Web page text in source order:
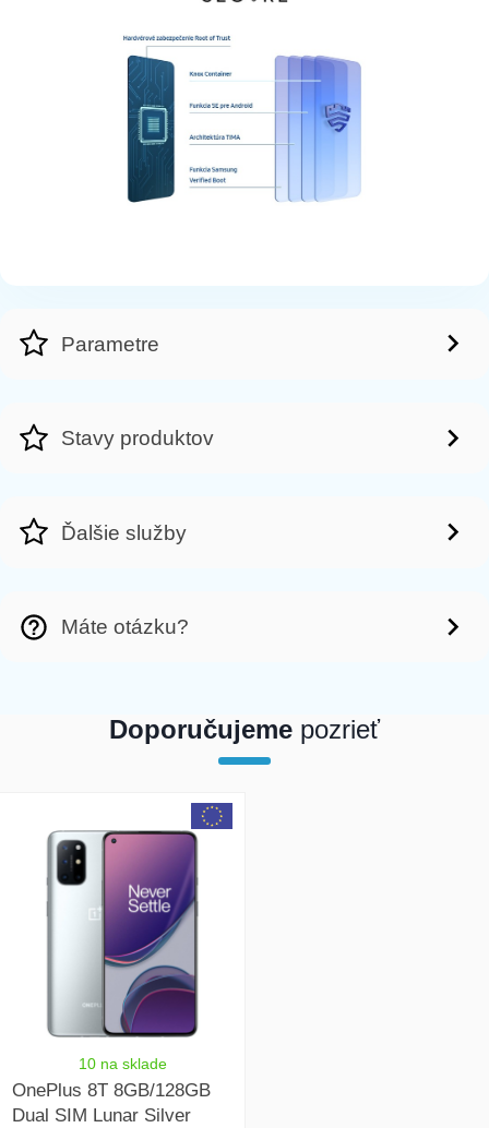
Parametre
Stavy produktov
Ďalšie služby
Máte otázku?
Doporučujeme pozrieť
array(1) { [0]=> int(14406) }
10 na sklade
OnePlus 8T 8GB/128GB
Dual SIM Lunar Silver